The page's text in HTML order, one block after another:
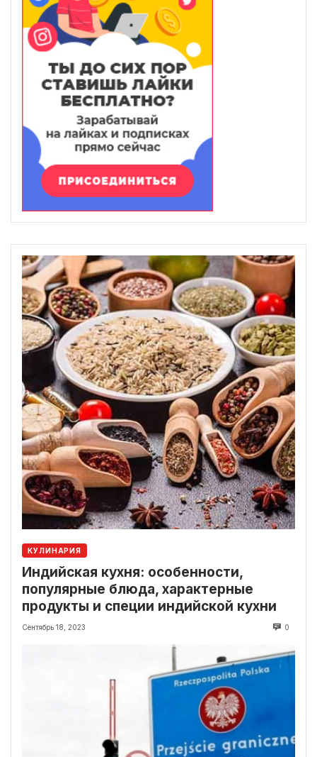
КУЛИНАРИЯ
Индийская кухня: особенности,
популярные блюда, характерные
продукты и специи индийской кухни
Сентябрь 18, 2023 0